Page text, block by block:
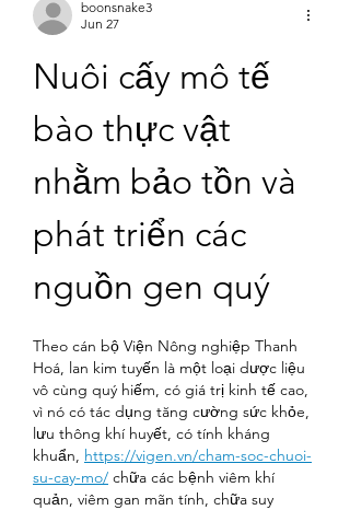
boonsnake3
Jun 27
Nuôi cấy mô tế
bào thực vật
nhằm bảo tồn và
phát triển các
nguồn gen quý
Theo cán bộ Viện Nông nghiệp Thanh
Hoá, lan kim tuyến là một loại dược liệu
vô cùng quý hiếm, có giá trị kinh tế cao,
vì nó có tác dụng tăng cường sức khỏe,
lưu thông khí huyết, có tính kháng
khuẩn, https://vigen.vn/cham-soc-chuoi-
su-cay-mo/ chữa các bệnh viêm khí
quản, viêm gan mãn tính, chữa suy